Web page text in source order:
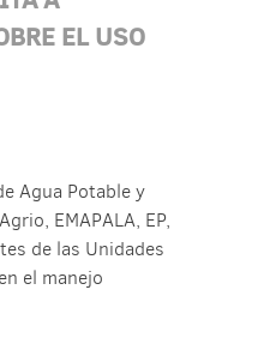
EL USO
Agua Potable y
EMAPALA, EP,
de las Unidades
el manejo